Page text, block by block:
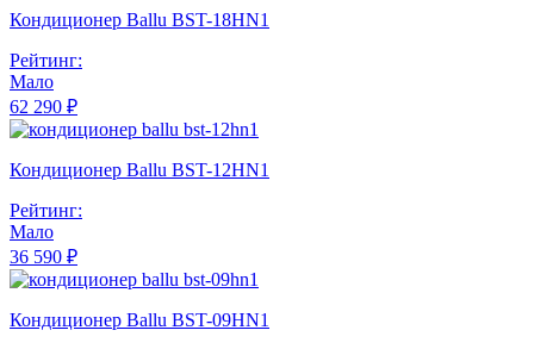
Кондиционер Ballu BST-18HN1
Рейтинг:
Мало
62 290 ₽
Кондиционер Ballu BST-12HN1
Рейтинг:
Мало
36 590 ₽
Кондиционер Ballu BST-09HN1